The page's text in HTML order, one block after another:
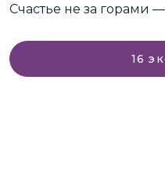
Счастье не за горами
16